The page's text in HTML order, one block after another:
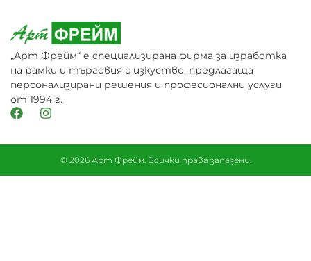
„Арт Фрейм“ е специализирана фирма за изработка
на рамки и търговия с изкуство, предлагаща
персонализирани решения и професионални услуги
от 1994 г.
© 2026 Арт Фрейм. Всички права запазени.